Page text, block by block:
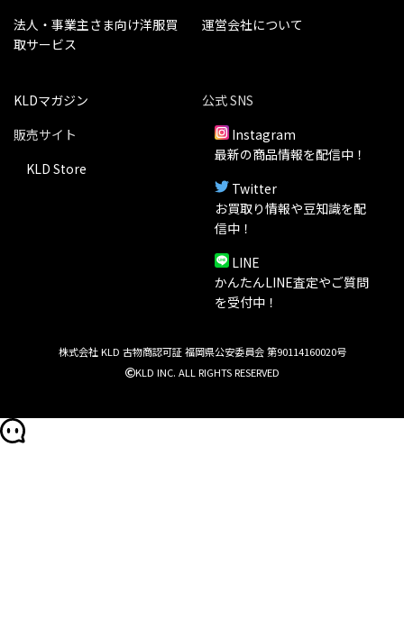
法人・事業主さま向け洋服買
取サービス
運営会社について
KLDマガジン
販売サイト
KLD Store
公式 SNS
Instagram
最新の商品情報を配信中！
Twitter
お買取り情報や豆知識を配
信中！
LINE
かんたんLINE査定やご質問
を受付中！
株式会社 KLD 古物商認可証 福岡県公安委員会 第90114160020号
KLD INC. ALL RIGHTS RESERVED